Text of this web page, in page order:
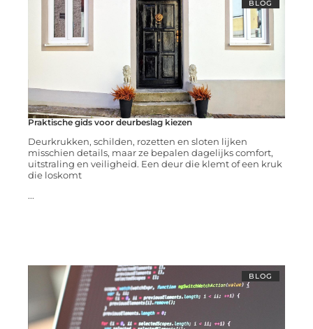
BLOG
Praktische gids voor deurbeslag kiezen
Deurkrukken, schilden, rozetten en sloten lijken
misschien details, maar ze bepalen dagelijks comfort,
uitstraling en veiligheid. Een deur die klemt of een kruk
die loskomt
...
BLOG